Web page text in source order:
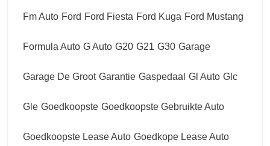
Fm Auto Ford Ford Fiesta Ford Kuga Ford Mustang
Formula Auto G Auto G20 G21 G30 Garage
Garage De Groot Garantie Gaspedaal Gl Auto Glc
Gle Goedkoopste Goedkoopste Gebruikte Auto
Goedkoopste Lease Auto Goedkope Lease Auto